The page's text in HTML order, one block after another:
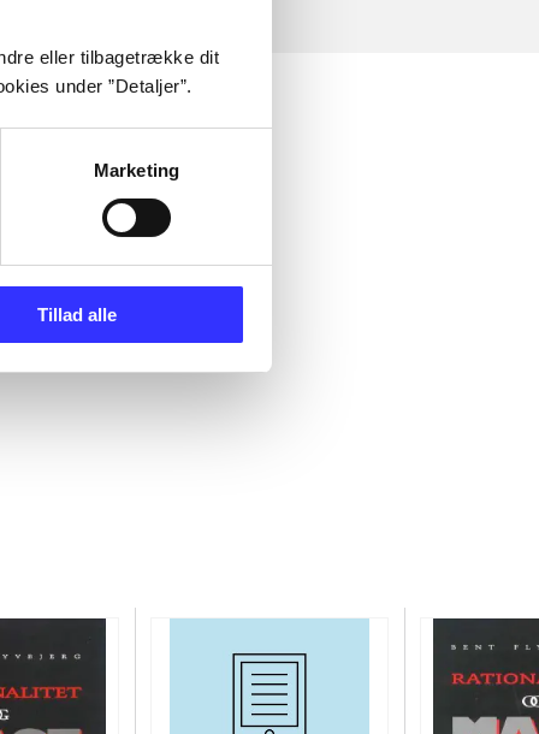
eller tilbagetrække dit
under ”Detaljer”.
Marketing
Tillad alle